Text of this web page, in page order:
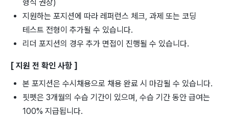
형식 권장)
지원하는 포지션에 따라 레퍼런스 체크, 과제 또는 코딩
테스트 전형이 추가될 수 있습니다.
리더 포지션의 경우 추가 면접이 진행될 수 있습니다.
[ 지원 전 확인 사항 ]
본 포지션은 수시채용으로 채용 완료 시 마감될 수 있습니다.
핏펫은 3개월의 수습 기간이 있으며, 수습 기간 동안 급여는
100% 지급됩니다.